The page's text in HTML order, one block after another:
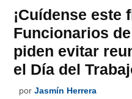
¡Cuídense este
Funcionarios
piden evitar
el Día del
por Jasmín Herrera